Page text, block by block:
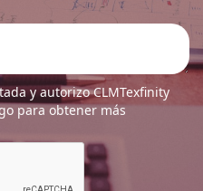
y autorizo CLMTexfinity
para obtener más